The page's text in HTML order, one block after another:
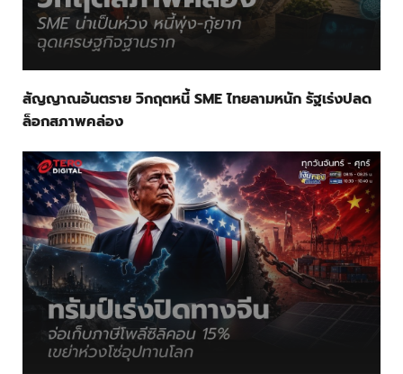
สัญญาณอันตราย วิกฤตหนี้ SME ไทยลามหนัก รัฐเร่งปลด
ล็อกสภาพคล่อง